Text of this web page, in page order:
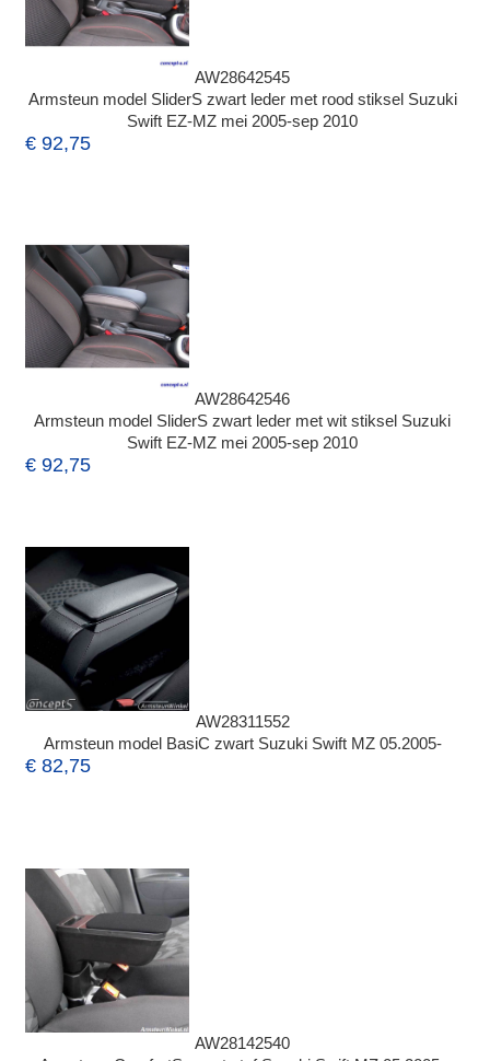
AW28642545
Armsteun model SliderS zwart leder met rood stiksel Suzuki
Swift EZ-MZ mei 2005-sep 2010
€ 92,75
AW28642546
Armsteun model SliderS zwart leder met wit stiksel Suzuki
Swift EZ-MZ mei 2005-sep 2010
€ 92,75
AW28311552
Armsteun model BasiC zwart Suzuki Swift MZ 05.2005-
€ 82,75
AW28142540